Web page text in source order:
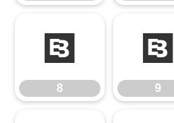
8
8
9
9